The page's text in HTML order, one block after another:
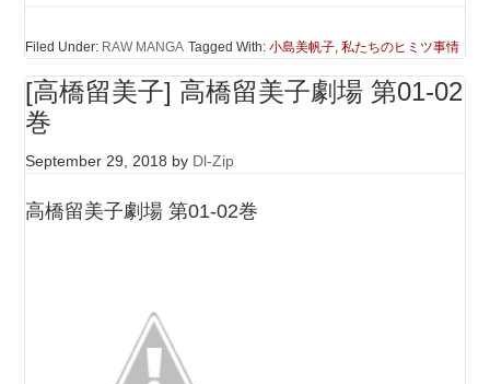
Filed Under: RAW MANGA Tagged With:小島美帆子,私たちのヒミツ事情
[高橋留美子] 高橋留美子劇場 第01-02
巻
September 29, 2018 by Dl-Zip
高橋留美子劇場 第01-02巻